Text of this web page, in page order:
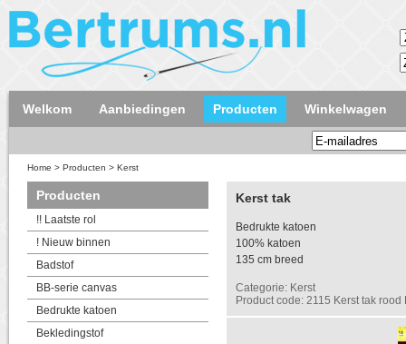
Welkom Aanbiedingen Producten Winkelwagen
Home > Producten > Kerst
Producten
!! Laatste rol
! Nieuw binnen
Badstof
BB-serie canvas
Bedrukte katoen
Bekledingstof
Kerst tak
Bedrukte katoen
100% katoen
135 cm breed
Categorie: Kerst
Product code: 2115 Kerst tak rood